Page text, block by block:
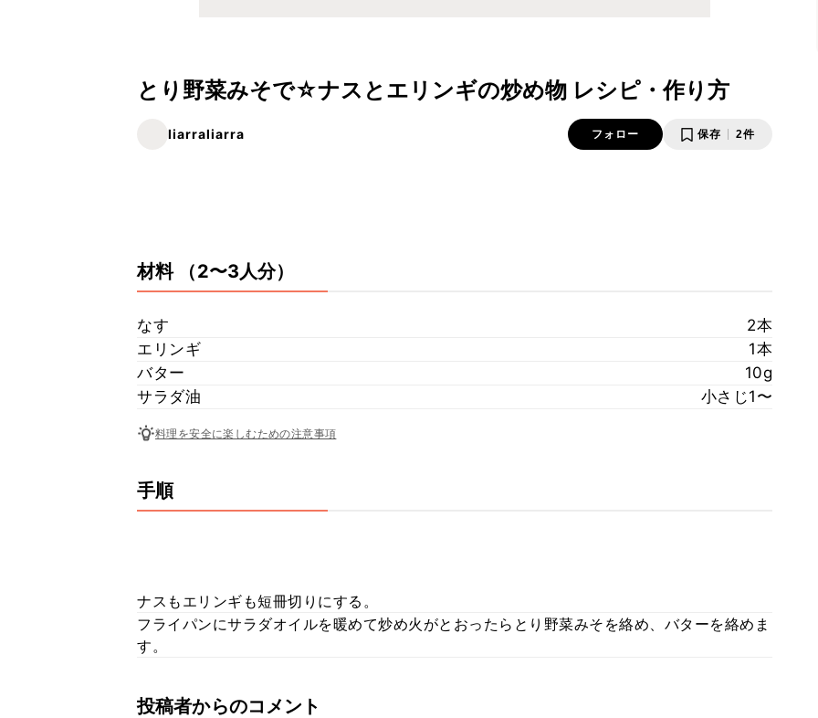
とり野菜みそで☆ナスとエリンギの炒め物 レシピ・作り方
liarraliarra フォロー 保存 2件
材料 （2〜3人分）
なす
2本
エリンギ
1本
バター
10g
サラダ油
小さじ1〜
料理を安全に楽しむための注意事項
手順
ナスもエリンギも短冊切りにする。
フライパンにサラダオイルを暖めて炒め火がとおったらとり野菜みそを絡め、バターを絡めま
す。
投稿者からのコメント